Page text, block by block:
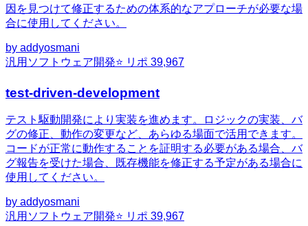
因を見つけて修正するための体系的なアプローチが必要な場
合に使用してください。
by addyosmani
汎用 ソフトウェア開発⭐ リポ 39,967
test-driven-development
テスト駆動開発により実装を進めます。ロジックの実装、バ
グの修正、動作の変更など、あらゆる場面で活用できます。
コードが正常に動作することを証明する必要がある場合、バ
グ報告を受けた場合、既存機能を修正する予定がある場合に
使用してください。
by addyosmani
汎用 ソフトウェア開発⭐ リポ 39,967